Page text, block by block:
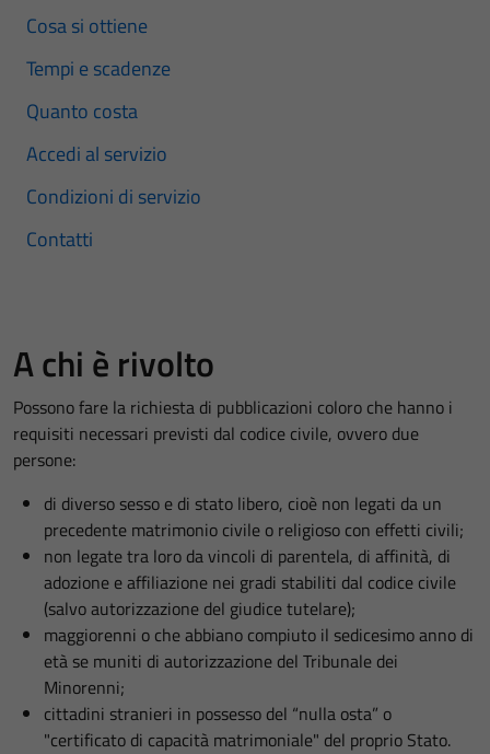
Cosa si ottiene
Tempi e scadenze
Quanto costa
Accedi al servizio
Condizioni di servizio
Contatti
A chi è rivolto
Possono fare la richiesta di pubblicazioni coloro che hanno i
requisiti necessari previsti dal codice civile, ovvero due
persone:
di diverso sesso e di stato libero, cioè non legati da un
precedente matrimonio civile o religioso con effetti civili;
non legate tra loro da vincoli di parentela, di affinità, di
adozione e affiliazione nei gradi stabiliti dal codice civile
(salvo autorizzazione del giudice tutelare);
maggiorenni o che abbiano compiuto il sedicesimo anno di
età se muniti di autorizzazione del Tribunale dei
Minorenni;
cittadini stranieri in possesso del “nulla osta” o
"certificato di capacità matrimoniale" del proprio Stato.